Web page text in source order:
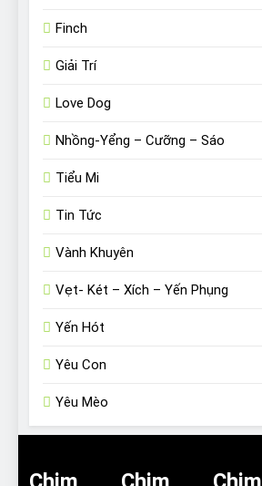
Finch
Giải Trí
Love Dog
Nhồng-Yểng – Cưỡng – Sáo
Tiểu Mi
Tin Tức
Vành Khuyên
Vẹt- Két – Xích – Yến Phụng
Yến Hót
Yêu Con
Yêu Mèo